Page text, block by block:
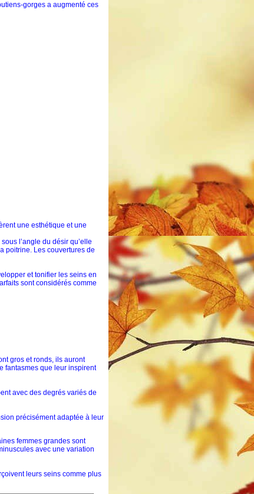
gorges a augmenté ces
une esthétique et une
l’angle du désir qu’elle
poitrine. Les couvertures de
et tonifier les seins en
sont considérés comme
gros et ronds, ils auront
fantasmes que leur inspirent
avec des degrés variés de
précisément adaptée à leur
femmes grandes sont
avec une variation
leurs seins comme plus